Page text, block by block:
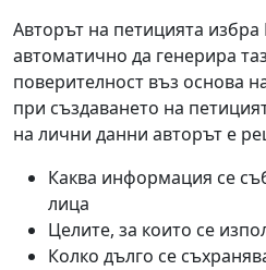
Авторът на петицията
автоматично да генерира
поверителност въз основа
при създаването на
на лични данни авторът е
Каква информация се
лица
Целите, за които се
Колко дълго се